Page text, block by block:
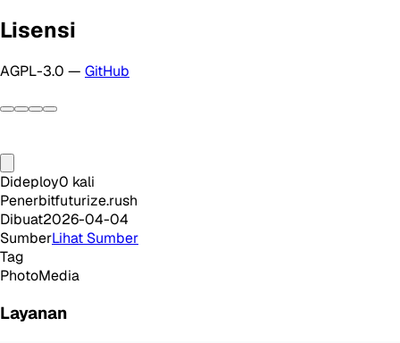
Lisensi
AGPL-3.0 — GitHub
Dideploy0 kali
Penerbitfuturize.rush
Dibuat2026-04-04
SumberLihat Sumber
Tag
PhotoMedia
Layanan